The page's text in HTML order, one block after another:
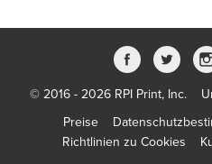
© 2016 - 2026 RPI Print, Inc.
Preise
Richtlinien zu Cookies